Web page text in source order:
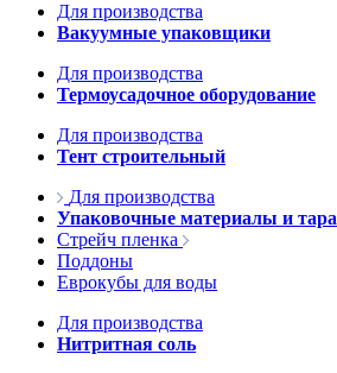
Для производства
Вакуумные упаковщики
Для производства
Термоусадочное оборудование
Для производства
Тент строительный
Для производства
Упаковочные материалы и тара
Стрейч пленка
Поддоны
Еврокубы для воды
Для производства
Нитритная соль